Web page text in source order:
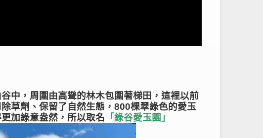
中，周圍由高聳的林木包圍著梯田，這裡以前
草劑、保留了自然生態，800棵翠綠色的愛玉
加綠意盎然，所以取名 「綠谷愛玉園」